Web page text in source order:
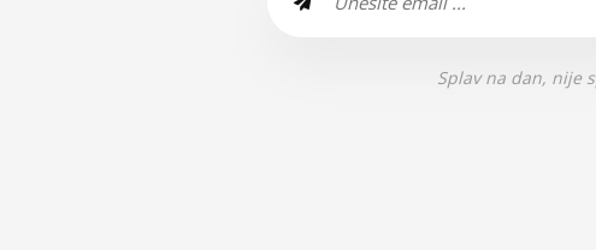
Splav na dan, nije